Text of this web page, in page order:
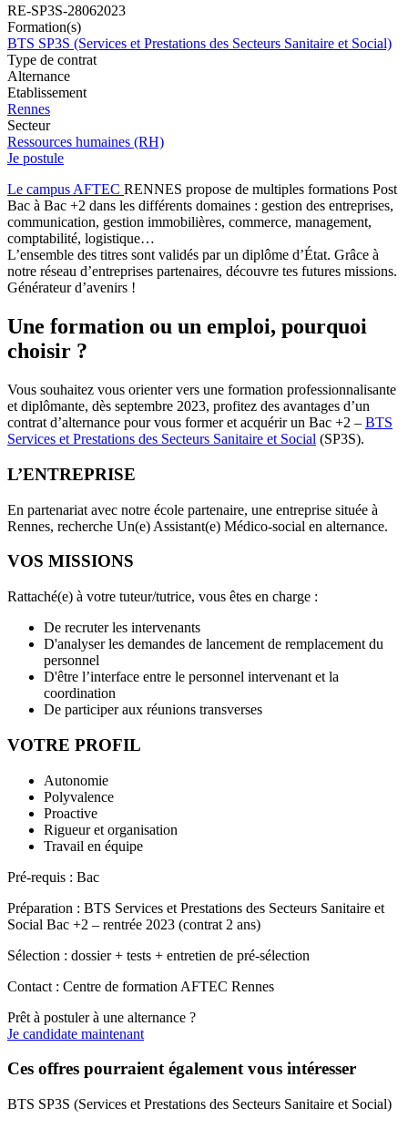
RE-SP3S-28062023
Formation(s)
BTS SP3S (Services et Prestations des Secteurs Sanitaire et Social)
Type de contrat
Alternance
Etablissement
Rennes
Secteur
Ressources humaines (RH)
Je postule
Le campus AFTEC RENNES propose de multiples formations Post
Bac à Bac +2 dans les différents domaines : gestion des entreprises,
communication, gestion immobilières, commerce, management,
comptabilité, logistique…
L’ensemble des titres sont validés par un diplôme d’État. Grâce à
notre réseau d’entreprises partenaires, découvre tes futures missions.
Générateur d’avenirs !
Une formation ou un emploi, pourquoi
choisir ?
Vous souhaitez vous orienter vers une formation professionnalisante
et diplômante, dès septembre 2023, profitez des avantages d’un
contrat d’alternance pour vous former et acquérir un Bac +2 – BTS
Services et Prestations des Secteurs Sanitaire et Social (SP3S).
L’ENTREPRISE
En partenariat avec notre école partenaire, une entreprise située à
Rennes, recherche Un(e) Assistant(e) Médico-social en alternance.
VOS MISSIONS
Rattaché(e) à votre tuteur/tutrice, vous êtes en charge :
De recruter les intervenants
D'analyser les demandes de lancement de remplacement du
personnel
D'être l’interface entre le personnel intervenant et la
coordination
De participer aux réunions transverses
VOTRE PROFIL
Autonomie
Polyvalence
Proactive
Rigueur et organisation
Travail en équipe
Pré-requis : Bac
Préparation : BTS Services et Prestations des Secteurs Sanitaire et
Social Bac +2 – rentrée 2023 (contrat 2 ans)
Sélection : dossier + tests + entretien de pré-sélection
Contact : Centre de formation AFTEC Rennes
Prêt à postuler à une alternance ?
Je candidate maintenant
Ces offres pourraient également vous intéresser
BTS SP3S (Services et Prestations des Secteurs Sanitaire et Social)